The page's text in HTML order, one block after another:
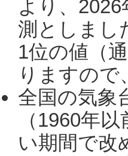
より、
測としまし
1位の値（
りますので
全国の気象
（1960年
い期間で改